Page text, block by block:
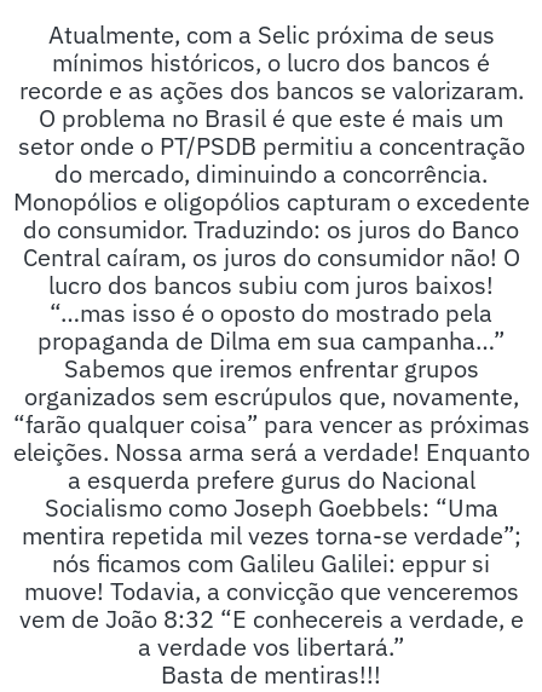
Atualmente, com a Selic próxima de seus
mínimos históricos, o lucro dos bancos é
recorde e as ações dos bancos se valorizaram.
O problema no Brasil é que este é mais um
setor onde o PT/PSDB permitiu a concentração
do mercado, diminuindo a concorrência.
Monopólios e oligopólios capturam o excedente
do consumidor. Traduzindo: os juros do Banco
Central caíram, os juros do consumidor não! O
lucro dos bancos subiu com juros baixos!
“…mas isso é o oposto do mostrado pela
propaganda de Dilma em sua campanha…”
Sabemos que iremos enfrentar grupos
organizados sem escrúpulos que, novamente,
“farão qualquer coisa” para vencer as próximas
eleições. Nossa arma será a verdade! Enquanto
a esquerda prefere gurus do Nacional
Socialismo como Joseph Goebbels: “Uma
mentira repetida mil vezes torna-se verdade”;
nós ficamos com Galileu Galilei: eppur si
muove! Todavia, a convicção que venceremos
vem de João 8:32 “E conhecereis a verdade, e
a verdade vos libertará.”
Basta de mentiras!!!